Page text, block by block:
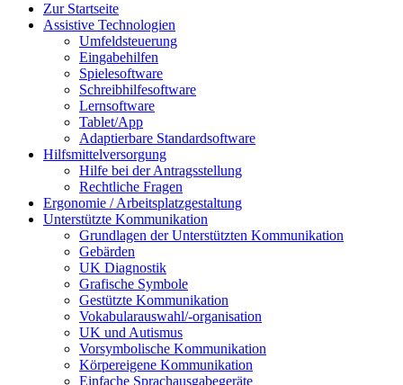
Zur Startseite
Assistive Technologien
Umfeldsteuerung
Eingabehilfen
Spielesoftware
Schreibhilfesoftware
Lernsoftware
Tablet/App
Adaptierbare Standardsoftware
Hilfsmittelversorgung
Hilfe bei der Antragsstellung
Rechtliche Fragen
Ergonomie / Arbeitsplatzgestaltung
Unterstützte Kommunikation
Grundlagen der Unterstützten Kommunikation
Gebärden
UK Diagnostik
Grafische Symbole
Gestützte Kommunikation
Vokabularauswahl/-organisation
UK und Autismus
Vorsymbolische Kommunikation
Körpereigene Kommunikation
Einfache Sprachausgabegeräte